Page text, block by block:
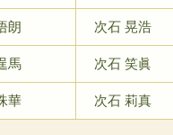
朗 次石 晃浩
馬 次石 笑眞
華 次石 莉真